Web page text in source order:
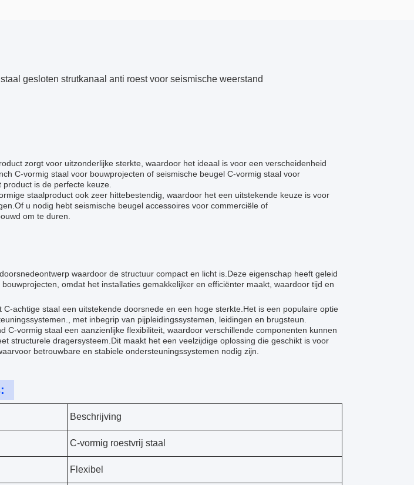
gesloten strutkanaal anti roest voor seismische weerstand
zorgt voor uitzonderlijke sterkte, waardoor het ideaal is voor een verscheidenheid
C-vormig staal voor bouwprojecten of seismische beugel C-vormig staal voor
is de perfecte keuze.
staalproduct ook zeer hittebestendig, waardoor het een uitstekende keuze is voor
u nodig hebt seismische beugel accessoires voor commerciële of
om te duren.
waardoor de structuur compact en licht is.Deze eigenschap heeft geleid
omdat het installaties gemakkelijker en efficiënter maakt, waardoor tijd en
achtige staal een uitstekende doorsnede en een hoge sterkte.Het is een populaire optie
met inbegrip van pijpleidingssystemen, leidingen en brugsteun.
C-vormig staal een aanzienlijke flexibiliteit, waardoor verschillende componenten kunnen
structurele dragersysteem.Dit maakt het een veelzijdige oplossing die geschikt is voor
betrouwbare en stabiele ondersteuningssystemen nodig zijn.
Beschrijving
C-vormig roestvrij staal
Flexibel